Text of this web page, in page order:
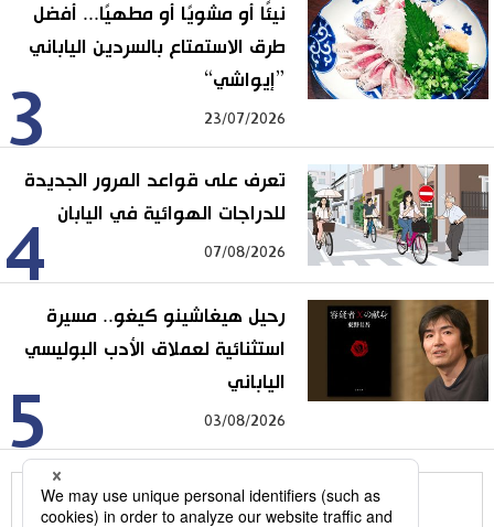
3
نيئًا أو مشويًا أو مطهيًا... أفضل
طرق الاستمتاع بالسردين الياباني
”إيواشي“
23/07/2026
4
تعرف على قواعد المرور الجديدة
للدراجات الهوائية في اليابان
07/08/2026
5
رحيل هيغاشينو كيغو.. مسيرة
استثنائية لعملاق الأدب البوليسي
الياباني
03/08/2026
للمزيد